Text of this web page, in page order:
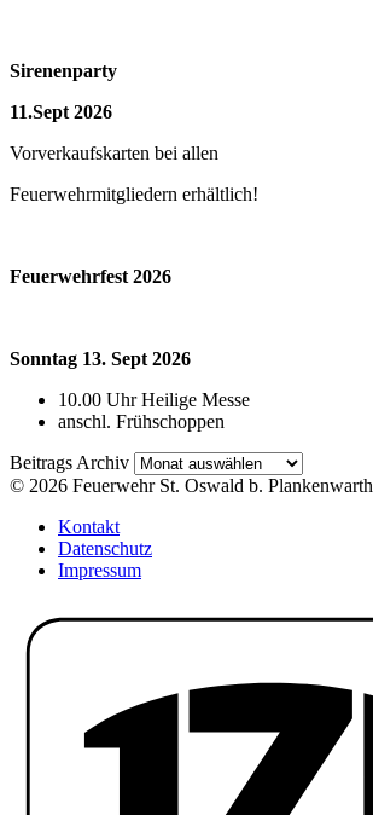
Sirenenparty
11.Sept 2026
Vorverkaufskarten bei allen
Feuerwehrmitgliedern erhältlich!
Feuerwehrfest 2026
Sonntag 13. Sept 2026
10.00 Uhr Heilige Messe
anschl. Frühschoppen
Beitrags Archiv Beitrags
Archiv
© 2026 Feuerwehr St. Oswald b. Plankenwarth
Kontakt
Datenschutz
Impressum